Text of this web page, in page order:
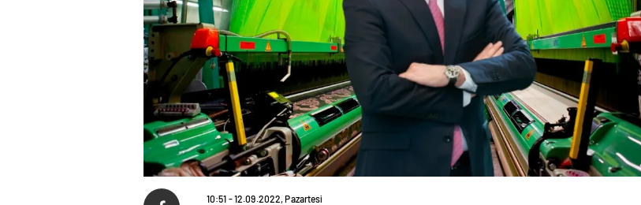
10:51 - 12.09.2022, Pazartesi